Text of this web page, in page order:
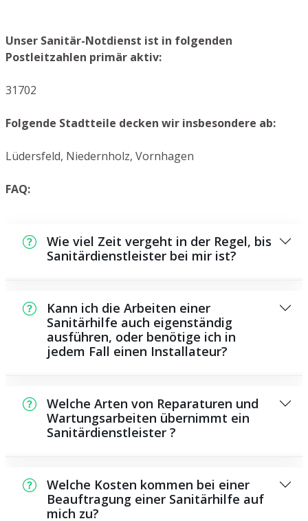
Unser Sanitär-Notdienst ist in folgenden
Postleitzahlen primär aktiv:
31702
Folgende Stadtteile decken wir insbesondere ab:
Lüdersfeld, Niedernholz, Vornhagen
FAQ:
Wie viel Zeit vergeht in der Regel, bis
Sanitärdienstleister bei mir ist?
Zeit an der Schadensstelle sein. Dies hängt
unter anderem von der Auftragslage zu
diesem Zeitraum ab sowie von der
Verkehrssituation und der örtlichen
Kann ich die Arbeiten einer
Sanitärhilfe auch eigenständig
ausführen, oder benötige ich in
jedem Fall einen Installateur?
Wartungsarbeiten, die Sie eigenständig
ausführen können, beispielsweise die
Anwendung von Rohrreinigungsmitteln aus
Einsatz von Spezialwerkzeug oder
umfangreichem Fachwissen benötigen,
besser den Profis zu überlassen. Ein Monteur
Welche Arten von Reparaturen und
Wartungsarbeiten übernimmt ein
Sanitärdienstleister ?
von Reparaturen und Reinigungsarbeiten,
darunter das Installieren und Reparieren von
Wasserrohren, sanitären Anlagen und
Welche Kosten kommen bei einer
Beauftragung einer Sanitärhilfe auf
mich zu?